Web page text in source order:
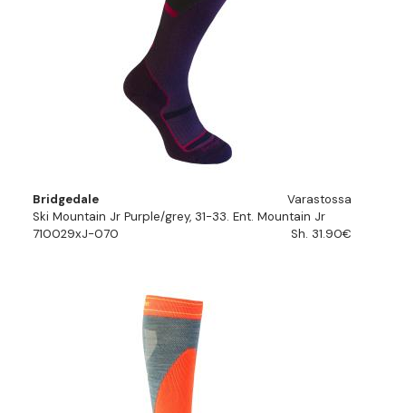
Bridgedale
Varastossa
Ski Mountain Jr Purple/grey, 31-33. Ent. Mountain Jr
710029xJ-070
Sh. 31.90€